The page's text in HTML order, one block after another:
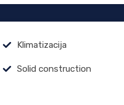
Klimatizacija
Solid construction